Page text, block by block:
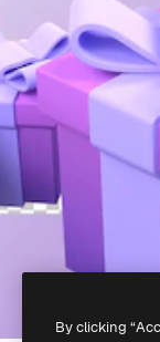
By clicking